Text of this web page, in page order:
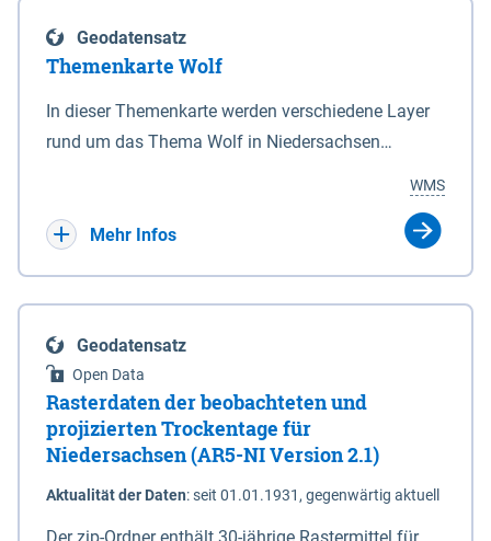
enthalten. Sperrwerke Sperrwerke sind Bauwerke
mit Sperrvorrichtungen in Tidegewässern, die dem
Schutz eines Gebietes vor erhöhten Tiden, vor allem
vor Sturmfluten, zu dienen bestimmt sind (§2 Abs.3
Eigenschaft eines Sperrwerkes durch Widmung, die
die Deichbehörde durch Verordnung ausspricht.
Geodatensatz
Themenkarte Wolf
In dieser Themenkarte werden verschiedene Layer
rund um das Thema Wolf in Niedersachsen
sowie Status der bestehenden Wolfsterritorien im
laufenden Monitoringjahr.
WMS
Mehr Infos
Geodatensatz
Open Data
Rasterdaten der beobachteten und
projizierten Trockentage für
Niedersachsen (AR5-NI Version 2.1)
Aktualität der Daten:seit 01.01.1931, gegenwärtig aktuell